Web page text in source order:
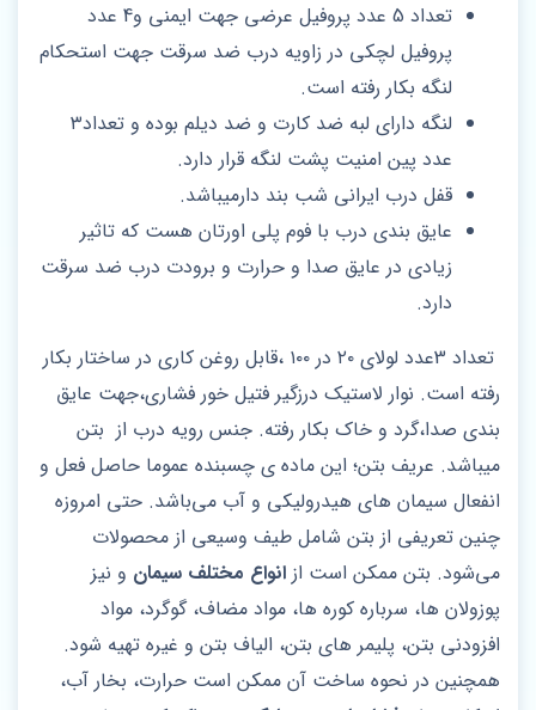
تعداد 5 عدد پروفیل عرضی جهت ایمنی و4 عدد
پروفیل لچکی در زاویه درب ضد سرقت جهت استحکام
لنگه بکار رفته است.
لنگه دارای لبه ضد کارت و ضد دیلم بوده و تعداد۳
عدد پین امنیت پشت لنگه قرار دارد‌.
قفل درب ایرانی شب بند دارمیباشد.
عایق بندی درب با فوم پلی اورتان هست که تاثیر
زیادی در عایق صدا و حرارت و برودت درب ضد سرقت
دارد.
تعداد 3عدد لولای ۲۰ در ۱۰۰ ،قابل روغن کاری در ساختار بکار
رفته است. نوار لاستیک درزگیر فتیل خور فشاری،جهت عایق
بندی صدا،گرد و خاک بکار رفته. جنس رویه درب از بتن
میباشد. عریف بتن؛ این ماده ی چسبنده عموما حاصل فعل و
انفعال سیمان های هیدرولیکی و آب می‌باشد. حتی امروزه
چنین تعریفی از بتن شامل طیف وسیعی از محصولات
می‌شود. بتن ممکن است از انواع مختلف سیمان و نیز
پوزولان ها، سرباره کوره ‌ها، مواد مضاف، گوگرد، مواد
افزودنی بتن، پلیمر های بتن، الیاف بتن و غیره تهیه شود.
همچنین در نحوه ساخت آن ممکن است حرارت، بخار آب،